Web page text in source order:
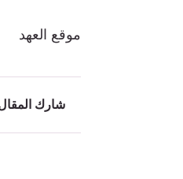
موقع العهد
شارك